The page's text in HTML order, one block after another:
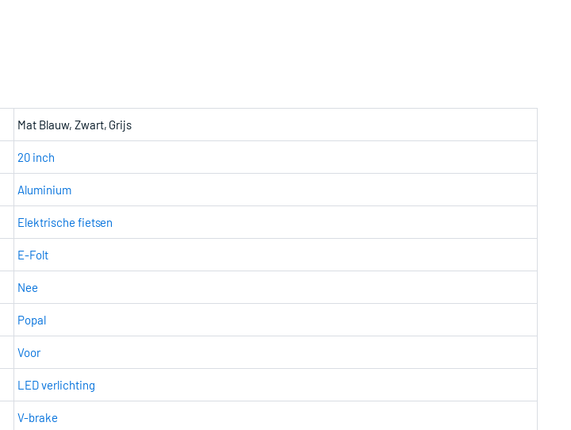
Mat Blauw, Zwart, Grijs
20 inch
Aluminium
Elektrische fietsen
E-Folt
Nee
Popal
Voor
LED verlichting
V-brake